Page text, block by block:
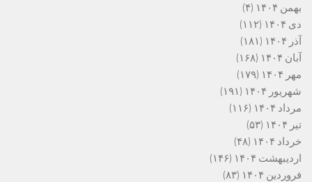
بهمن ۱۴۰۴
(۴)
دی ۱۴۰۴
(۱۱۲)
آذر ۱۴۰۴
(۱۸۱)
آبان ۱۴۰۴
(۱۶۸)
مهر ۱۴۰۴
(۱۷۹)
شهریور ۱۴۰۴
(۱۹۱)
مرداد ۱۴۰۴
(۱۱۶)
تیر ۱۴۰۴
(۵۳)
خرداد ۱۴۰۴
(۴۸)
اردیبهشت ۱۴۰۴
(۱۴۶)
فروردین ۱۴۰۴
(۸۳)